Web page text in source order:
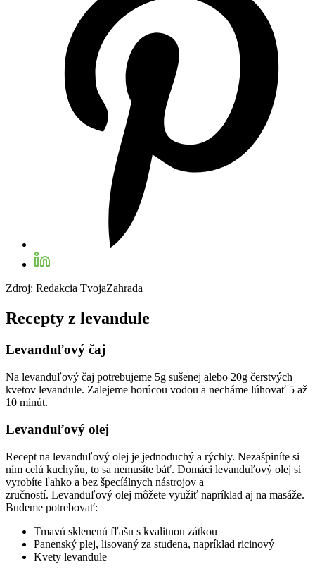
Zdroj: Redakcia TvojaZahrada
Recepty z levandule
Levanduľový čaj
Na levanduľový čaj potrebujeme 5g sušenej alebo 20g čerstvých
kvetov levandule. Zalejeme horúcou vodou a necháme lúhovať 5 až
10 minút.
Levanduľový olej
Recept na levanduľový olej je jednoduchý a rýchly. Nezašpiníte si
ním celú kuchyňu, to sa nemusíte báť. Domáci levanduľový olej si
vyrobíte ľahko a bez špecíálnych nástrojov a
zručností. Levanduľový olej môžete využiť napríklad aj na masáže.
Budeme potrebovať:
Tmavú sklenenú fľašu s kvalitnou zátkou
Panenský plej, lisovaný za studena, napríklad ricinový
Kvety levandule